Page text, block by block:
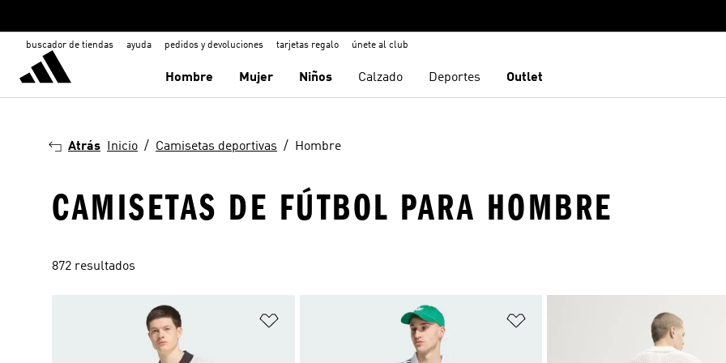
buscador de tiendas ayuda pedidos y devoluciones tarjetas regalo únete al club
Hombre Mujer Niños Calzado Deportes Outlet
Atrás Inicio Camisetas deportivas Hombre
CAMISETAS DE FÚTBOL PARA HOMBRE
872 resultados
Añadir a la lista de deseos Añadir a la lista de deseos